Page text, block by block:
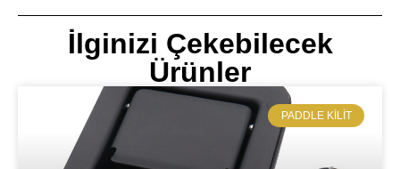
İlginizi Çekebilecek
Ürünler
​PADDLE KILIT